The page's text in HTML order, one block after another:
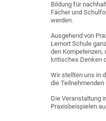
Bildung für
Fächer und
werden.
Ausgehend von
Lernort Schule
den Kompetenzen,
kritisches Denken
Wir stellten uns in
die
Die Veranstaltung
Praxisbeispielen